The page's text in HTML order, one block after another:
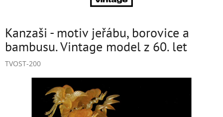
Kanzaši - motiv jeřábu, borovice a
bambusu. Vintage model z 60. let
TVOST-200